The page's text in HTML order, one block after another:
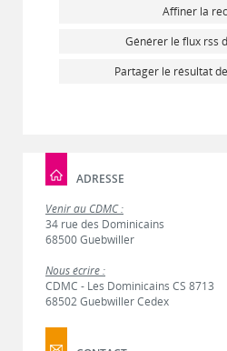
Affiner la
Générer le flux rss
Partager le résultat
ADRESSE
Venir au CDMC :
34 rue des Dominicains
68500 Guebwiller
Nous écrire :
CDMC - Les Dominicains CS 8713
68502 Guebwiller Cedex